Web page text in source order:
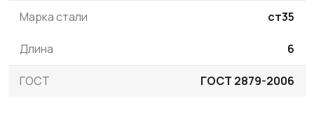
Марка стали ст35
Длина 6
ГОСТ ГОСТ 2879-2006